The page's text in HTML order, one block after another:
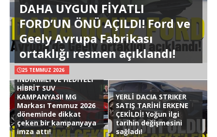
DAHA UYGUN FİYATLI
FORD’UN ÖNÜ AÇILDI! Ford ve
Geely Avrupa Fabrikası
ortaklığı resmen açıklandı!
25 TEMMUZ 2026
İNDİRİMLİ VE HEDİYELİ
HİBRİT SUV
KAMPANYASI! MG
Markası Temmuz 2026
döneminde dikkat
çeken bir kampanyaya
imza attı!
YERLİ DACIA STRIKER
SATIŞ TARİHİ ERKENE
ÇEKİLDİ! Yoğun ilgi
tarihin değişmesini
sağladı!